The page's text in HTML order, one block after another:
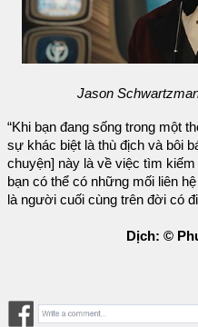
Jason
“Khi bạn đang sống trong một
sự khác biệt là thù địch và bôi
chuyện] này là về việc tìm
bạn có thể có những mối liên
là người cuối cùng trên đời có
Dịch: ©